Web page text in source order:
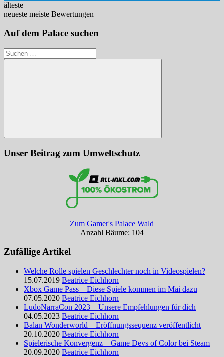
älteste
neueste meiste Bewertungen
Auf dem Palace suchen
Suchen
nach:
Suchen
Unser Beitrag zum Umweltschutz
Zum Gamer's Palace Wald
Anzahl Bäume: 104
Zufällige Artikel
Welche Rolle spielen Geschlechter noch in Videospielen?
15.07.2019 Beatrice Eichhorn
Xbox Game Pass – Diese Spiele kommen im Mai dazu
07.05.2020 Beatrice Eichhorn
LudoNarraCon 2023 – Unsere Empfehlungen für dich
04.05.2023 Beatrice Eichhorn
Balan Wonderworld – Eröffnungssequenz veröffentlicht
20.10.2020 Beatrice Eichhorn
Spielerische Konvergenz – Game Devs of Color bei Steam
20.09.2020 Beatrice Eichhorn